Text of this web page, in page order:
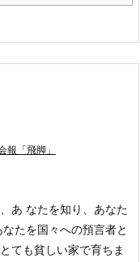
報「飛脚」
あ なたを知り、あなた
たを国々への預言者と
ても貧しい家で育ちま